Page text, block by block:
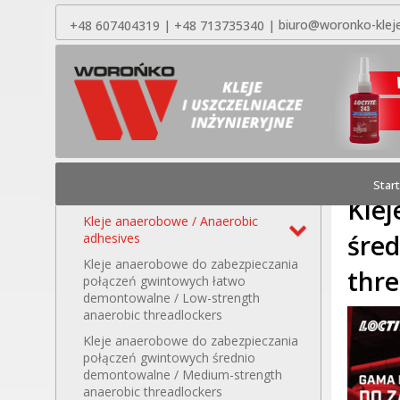
+48 607404319 | +48 713735340 | biuro@woronko-
Start
Jesteś
Kleje anaerobowe / Anaerobic
adhesives
Kleje anaerobowe do zabezpieczania
połączeń gwintowych łatwo
demontowalne / Low-strength
anaerobic threadlockers
Kleje anaerobowe do zabezpieczania
połączeń gwintowych średnio
demontowalne / Medium-strength
anaerobic threadlockers
Nie